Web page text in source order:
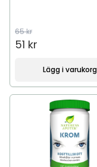
65 kr
51 kr
Lägg i varukorg